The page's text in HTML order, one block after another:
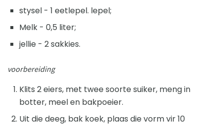
stysel - 1 eetlepel. lepel;
Melk - 0,5 liter;
jellie - 2 sakkies.
voorbereiding
Klits 2 eiers, met twee soorte suiker, meng in
botter, meel en bakpoeier.
Uit die deeg, bak koek, plaas die vorm vir 10